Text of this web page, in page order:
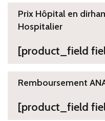
Prix Hôpital en
Hospitalier
[product_field
Remboursement
[product_field